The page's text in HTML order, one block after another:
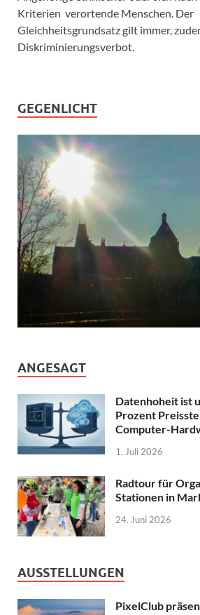
Kriterien verortende Menschen. Der
Gleichheitsgrundsatz gilt immer,
Diskriminierungsverbot.
GEGENLICHT
ANGESAGT
Datenhoheit ist
Prozent
Computer-
1. Juli 2026
Radtour für
Stationen in
24. Juni 2026
AUSSTELLUNGEN
PixelClub